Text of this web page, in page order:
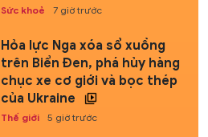
Sức khoẻ 7 giờ trước
Hỏa lực Nga xóa sổ xuồng
trên Biển Đen, phá hủy hàng
chục xe cơ giới và bọc thép
của Ukraine
Thế giới 5 giờ trước